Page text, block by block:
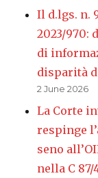
Il d.lgs. n.
2023/970:
di
disparità
2 June 2026
La Corte
respinge
seno
nella C 87/